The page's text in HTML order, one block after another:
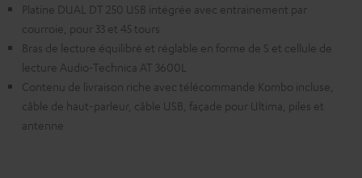
Platine DUAL DT 250 USB intégrée avec entrainement par
courroie, pour 33 et 45 tours
Bras de lecture équilibré et réglable en forme de S et cellule de
lecture Audio-Technica AT 3600L
Contenu de livraison riche avec télécommande Kombo incluse,
câble de haut-parleur, câble USB, façade pour Ultima, piles et
antenne